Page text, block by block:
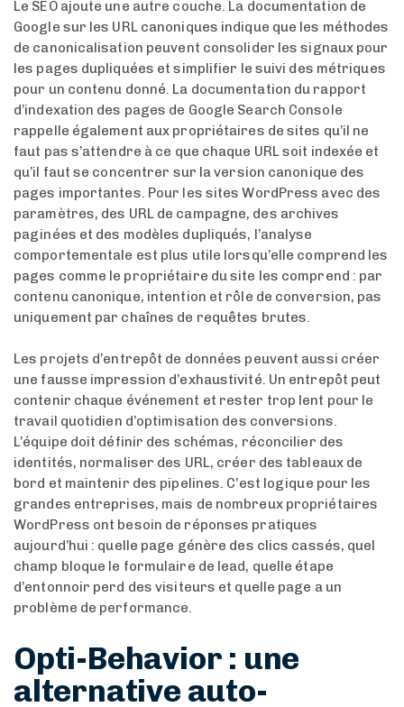
Le SEO ajoute une autre couche. La documentation de
Google sur les URL canoniques indique que les méthodes
de canonicalisation peuvent consolider les signaux pour
les pages dupliquées et simplifier le suivi des métriques
pour un contenu donné. La documentation du rapport
d’indexation des pages de Google Search Console
rappelle également aux propriétaires de sites qu’il ne
faut pas s’attendre à ce que chaque URL soit indexée et
qu’il faut se concentrer sur la version canonique des
pages importantes. Pour les sites WordPress avec des
paramètres, des URL de campagne, des archives
paginées et des modèles dupliqués, l’analyse
comportementale est plus utile lorsqu’elle comprend les
pages comme le propriétaire du site les comprend : par
contenu canonique, intention et rôle de conversion, pas
uniquement par chaînes de requêtes brutes.
Les projets d’entrepôt de données peuvent aussi créer
une fausse impression d’exhaustivité. Un entrepôt peut
contenir chaque événement et rester trop lent pour le
travail quotidien d’optimisation des conversions.
L’équipe doit définir des schémas, réconcilier des
identités, normaliser des URL, créer des tableaux de
bord et maintenir des pipelines. C’est logique pour les
grandes entreprises, mais de nombreux propriétaires
WordPress ont besoin de réponses pratiques
aujourd’hui : quelle page génère des clics cassés, quel
champ bloque le formulaire de lead, quelle étape
d’entonnoir perd des visiteurs et quelle page a un
problème de performance.
Opti-Behavior : une
alternative auto-